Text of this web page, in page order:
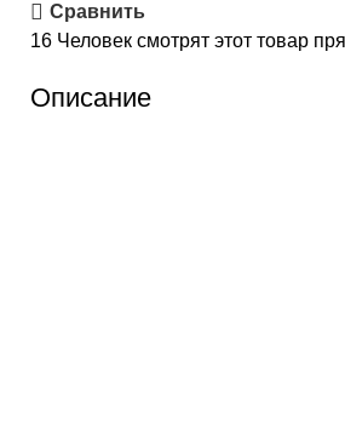
Сравнить
16 Человек смотрят этот товар
Описание